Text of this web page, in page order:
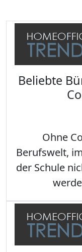
Beliebte
Ohne
Berufswelt,
der Schule